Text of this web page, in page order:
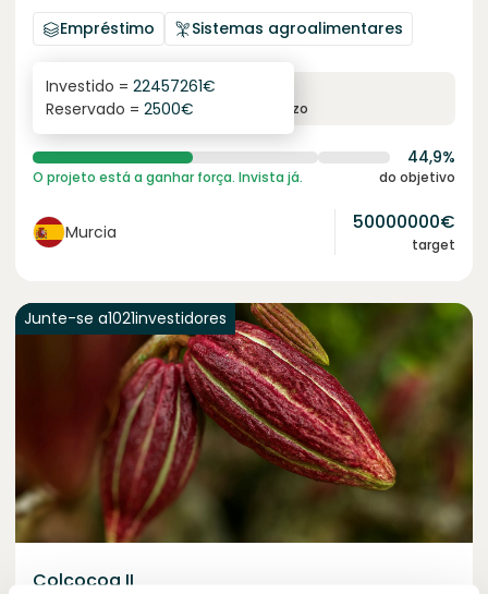
Empréstimo
Sistemas agroalimentares
6.3%
juro anual prazo
Investido = 22457261€
Reservado = 2500€
44,9%
O projeto está a ganhar força. Invista já. do objetivo
Murcia 50000000€
target
Junte-se a1021investidores
Colcocoa II